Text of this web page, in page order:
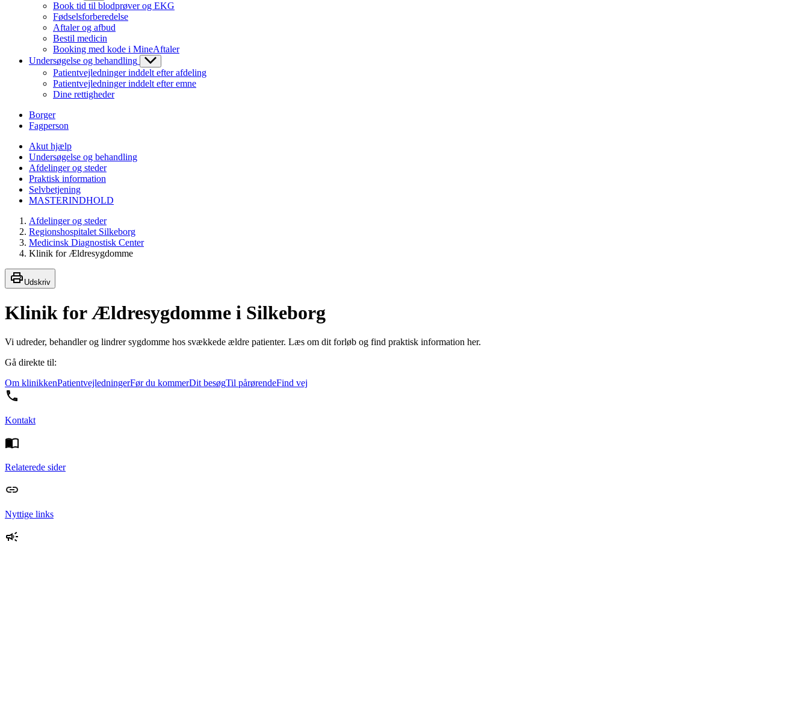
Book tid til blodprøver og EKG
Fødselsforberedelse
Aftaler og afbud
Bestil medicin
Booking med kode i MineAftaler
Undersøgelse og behandling
Patientvejledninger inddelt efter afdeling
Patientvejledninger inddelt efter emne
Dine rettigheder
Borger
Fagperson
Akut hjælp
Undersøgelse og behandling
Afdelinger og steder
Praktisk information
Selvbetjening
MASTERINDHOLD
Afdelinger og steder
Regionshospitalet Silkeborg
Medicinsk Diagnostisk Center
Klinik for Ældresygdomme
Udskriv
Klinik for Ældresygdomme i Silkeborg
Vi udreder, behandler og lindrer sygdomme hos svækkede ældre patienter. Læs om dit forløb og find praktisk information her.
Gå direkte til:
Om klinikkenPatientvejledningerFør du kommerDit besøgTil pårørendeFind vej
Kontakt
Relaterede sider
Nyttige links